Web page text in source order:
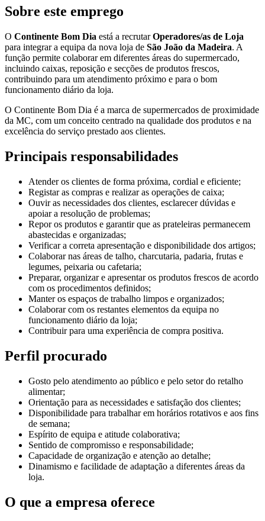
Sobre este emprego
O Continente Bom Dia está a recrutarOperadores/as de Loja
para integrar a equipa da nova loja de São João da Madeira. A
função permite colaborar em diferentes áreas do supermercado,
incluindo caixas, reposição e secções de produtos frescos,
contribuindo para um atendimento próximo e para o bom
funcionamento diário da loja.
O Continente Bom Dia é a marca de supermercados de proximidade
da MC, com um conceito centrado na qualidade dos produtos e na
excelência do serviço prestado aos clientes.
Principais responsabilidades
Atender os clientes de forma próxima, cordial e eficiente;
Registar as compras e realizar as operações de caixa;
Ouvir as necessidades dos clientes, esclarecer dúvidas e
apoiar a resolução de problemas;
Repor os produtos e garantir que as prateleiras permanecem
abastecidas e organizadas;
Verificar a correta apresentação e disponibilidade dos artigos;
Colaborar nas áreas de talho, charcutaria, padaria, frutas e
legumes, peixaria ou cafetaria;
Preparar, organizar e apresentar os produtos frescos de acordo
com os procedimentos definidos;
Manter os espaços de trabalho limpos e organizados;
Colaborar com os restantes elementos da equipa no
funcionamento diário da loja;
Contribuir para uma experiência de compra positiva.
Perfil procurado
Gosto pelo atendimento ao público e pelo setor do retalho
alimentar;
Orientação para as necessidades e satisfação dos clientes;
Disponibilidade para trabalhar em horários rotativos e aos fins
de semana;
Espírito de equipa e atitude colaborativa;
Sentido de compromisso e responsabilidade;
Capacidade de organização e atenção ao detalhe;
Dinamismo e facilidade de adaptação a diferentes áreas da
loja.
O que a empresa oferece